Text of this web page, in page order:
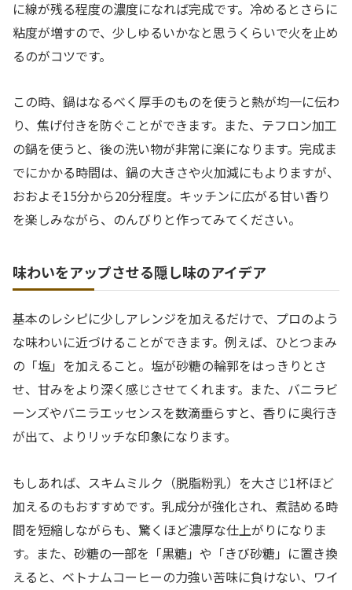
に線が残る程度の濃度になれば完成です。冷めるとさらに
粘度が増すので、少しゆるいかなと思うくらいで火を止め
るのがコツです。
この時、鍋はなるべく厚手のものを使うと熱が均一に伝わ
り、焦げ付きを防ぐことができます。また、テフロン加工
の鍋を使うと、後の洗い物が非常に楽になります。完成ま
でにかかる時間は、鍋の大きさや火加減にもよりますが、
おおよそ15分から20分程度。キッチンに広がる甘い香り
を楽しみながら、のんびりと作ってみてください。
味わいをアップさせる隠し味のアイデア
基本のレシピに少しアレンジを加えるだけで、プロのよう
な味わいに近づけることができます。例えば、ひとつまみ
の「塩」を加えること。塩が砂糖の輪郭をはっきりとさ
せ、甘みをより深く感じさせてくれます。また、バニラビ
ーンズやバニラエッセンスを数滴垂らすと、香りに奥行き
が出て、よりリッチな印象になります。
もしあれば、スキムミルク（脱脂粉乳）を大さじ1杯ほど
加えるのもおすすめです。乳成分が強化され、煮詰める時
間を短縮しながらも、驚くほど濃厚な仕上がりになりま
す。また、砂糖の一部を「黒糖」や「きび砂糖」に置き換
えると、ベトナムコーヒーの力強い苦味に負けない、ワイ